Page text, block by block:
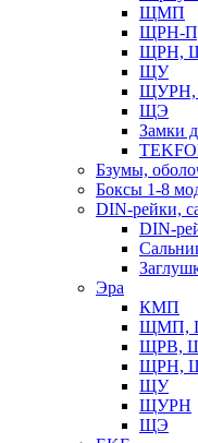
ЩМП
ЩРН-П,
ЩРН,
ЩУ
ЩЭ
Замки
Бзумы,
Боксы 1-8
DIN-рейки,
DIN-
Эра
КМП
ЩМП,
ЩРВ,
ЩРН,
ЩУ
ЩУРН
ЩЭ